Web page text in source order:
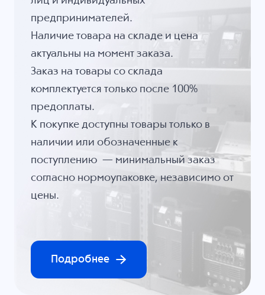
предпринимателей.
Наличие товара на складе и цена
актуальны на момент заказа.
Заказ на товары со склада
комплектуется только после 100%
предоплаты.
К покупке доступны товары только в
наличии или обозначенные к
поступлению — минимальный заказ
согласно нормоупаковке, независимо от
цены.
Подробнее